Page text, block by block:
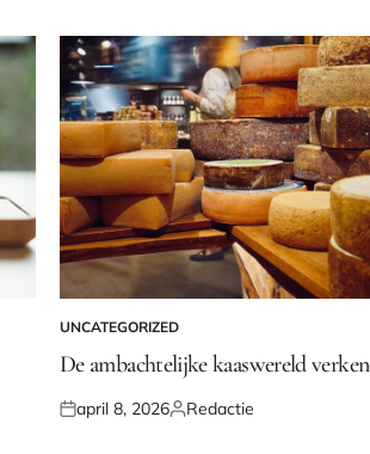
GEPLAATST
IN
UNCATEGORIZED
De ambachtelijke kaaswereld
Geplaatst
april 8, 2026Geplaatst
Redactie